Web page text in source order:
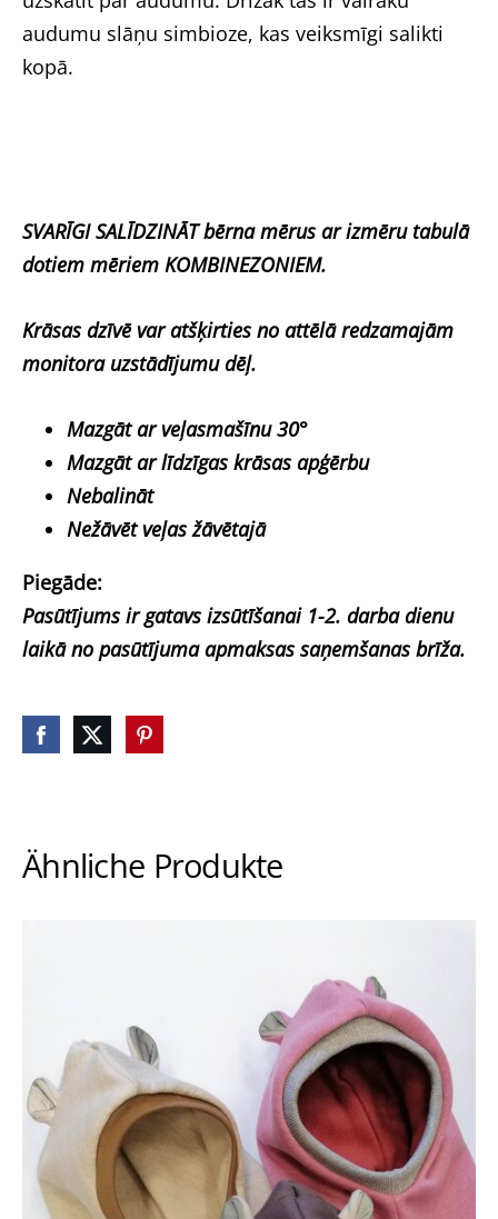
audumu slāņu simbioze, kas veiksmīgi salikti
kopā.
SVARĪGI SALĪDZINĀT bērna mērus ar izmēru tabulā
dotiem mēriem KOMBINEZONIEM.
Krāsas dzīvē var atšķirties no attēlā redzamajām
monitora uzstādījumu dēļ.
Mazgāt ar veļasmašīnu 30°
Mazgāt ar līdzīgas krāsas apģērbu
Nebalināt
Nežāvēt veļas žāvētajā
Piegāde:
Pasūtījums ir gatavs izsūtīšanai 1-2. darba dienu
laikā no pasūtījuma apmaksas saņemšanas brīža.
Ähnliche Produkte